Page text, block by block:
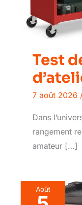
Test
7 août 2026
Dans
rangement
amateur […]
Août